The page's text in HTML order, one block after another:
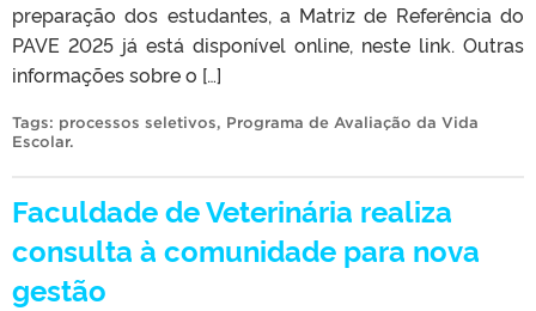
preparação dos estudantes, a Matriz de Referência do
PAVE 2025 já está disponível online, neste link. Outras
informações sobre o […]
Tags: processos seletivos, Programa de Avaliação da Vida
Escolar.
Faculdade de Veterinária realiza
consulta à comunidade para nova
gestão